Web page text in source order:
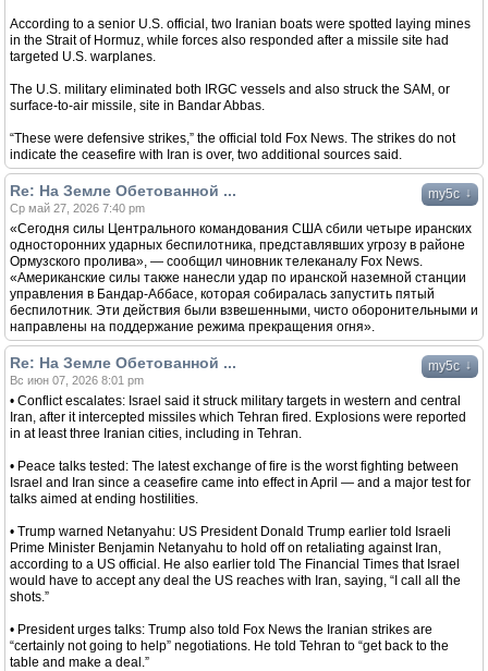
According to a senior U.S. official, two Iranian boats were spotted laying mines
in the Strait of Hormuz, while forces also responded after a missile site had
targeted U.S. warplanes.
The U.S. military eliminated both IRGC vessels and also struck the SAM, or
surface-to-air missile, site in Bandar Abbas.
“These were defensive strikes,” the official told Fox News. The strikes do not
indicate the ceasefire with Iran is over, two additional sources said.
my5c ↓
Re: На Земле Обетованной ...
Ср май 27, 2026 7:40 pm
«Сегодня силы Центрального командования США сбили четыре иранских
односторонних ударных беспилотника, представлявших угрозу в районе
Ормузского пролива», — сообщил чиновник телеканалу Fox News.
«Американские силы также нанесли удар по иранской наземной станции
управления в Бандар-Аббасе, которая собиралась запустить пятый
беспилотник. Эти действия были взвешенными, чисто оборонительными и
направлены на поддержание режима прекращения огня».
my5c ↓
Re: На Земле Обетованной ...
Вс июн 07, 2026 8:01 pm
• Conflict escalates: Israel said it struck military targets in western and central
Iran, after it intercepted missiles which Tehran fired. Explosions were reported
in at least three Iranian cities, including in Tehran.
• Peace talks tested: The latest exchange of fire is the worst fighting between
Israel and Iran since a ceasefire came into effect in April — and a major test for
talks aimed at ending hostilities.
• Trump warned Netanyahu: US President Donald Trump earlier told Israeli
Prime Minister Benjamin Netanyahu to hold off on retaliating against Iran,
according to a US official. He also earlier told The Financial Times that Israel
would have to accept any deal the US reaches with Iran, saying, “I call all the
shots.”
• President urges talks: Trump also told Fox News the Iranian strikes are
“certainly not going to help” negotiations. He told Tehran to “get back to the
table and make a deal.”